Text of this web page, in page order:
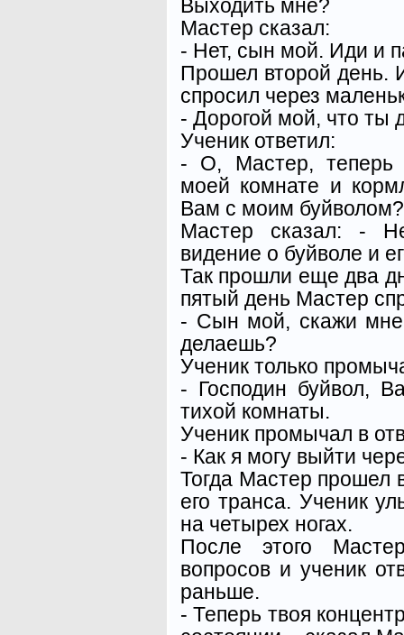
Выходить мне?
Мастер сказал:
- Нет, сын мой. Иди и
Прошел второй день.
спросил через
- Дорогой мой, что ты
Ученик ответил:
- О, Мастер, теперь
моей комнате и
Вам с моим буйволом?
Мастер сказал: -
видение о буйволе и
Так прошли еще два
пятый день Мастер
- Сын мой, скажи
делаешь?
Ученик только
- Господин буйвол,
тихой комнаты.
Ученик промычал в
- Как я могу выйти
Тогда Мастер прошел
его транса. Ученик
на четырех ногах.
После этого
вопросов и ученик
раньше.
- Теперь твоя